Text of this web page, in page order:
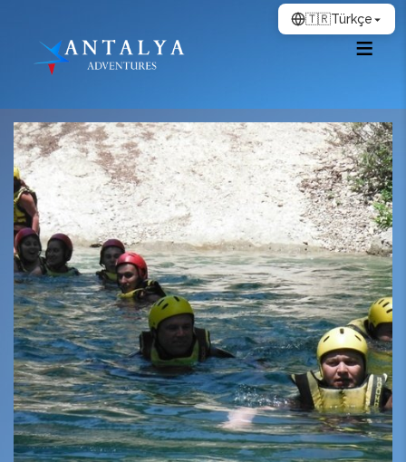
🇹🇷Türkçe